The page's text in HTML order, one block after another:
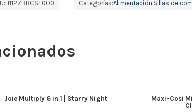
H1127BBCST000 Categorías:Alimentación,Sillas de
Joie Multiply 6 in 1 | Starry Night
Maxi-Cosi